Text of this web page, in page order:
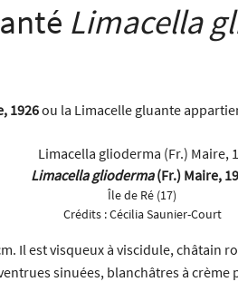
Nos missions
Nous contacter
Actualités
Limacella
1926ou la Limacelle gluante
Limacella glioderma(Fr.) Maire,
Île de Ré (17)
Crédits :Cécilia Saunier-Court
Il est visqueux à viscidule, châtain
sinuées, blanchâtres à crème